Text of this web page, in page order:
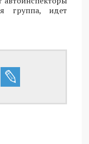
группа, идет